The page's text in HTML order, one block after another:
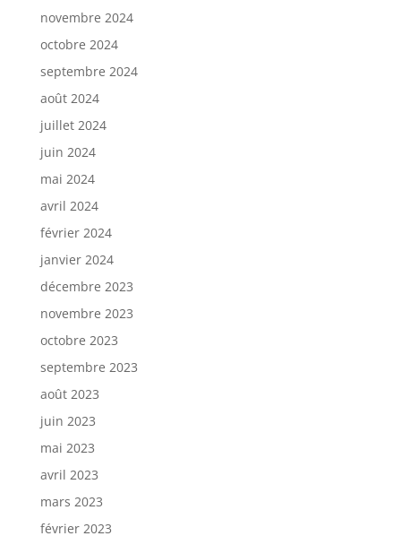
novembre 2024
octobre 2024
septembre 2024
août 2024
juillet 2024
juin 2024
mai 2024
avril 2024
février 2024
janvier 2024
décembre 2023
novembre 2023
octobre 2023
septembre 2023
août 2023
juin 2023
mai 2023
avril 2023
mars 2023
février 2023